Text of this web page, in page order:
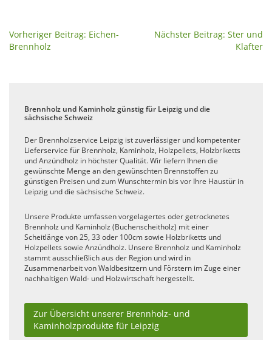
Vorheriger Beitrag: Eichen-
Brennholz
Nächster Beitrag: Ster und
Klafter
Brennholz und Kaminholz günstig für Leipzig und die
sächsische Schweiz
Der Brennholzservice Leipzig ist zuverlässiger und kompetenter
Lieferservice für Brennholz, Kaminholz, Holzpellets, Holzbriketts
und Anzündholz in höchster Qualität. Wir liefern Ihnen die
gewünschte Menge an den gewünschten Brennstoffen zu
günstigen Preisen und zum Wunschtermin bis vor Ihre Haustür in
Leipzig und die sächsische Schweiz.
Unsere Produkte umfassen vorgelagertes oder getrocknetes
Brennholz und Kaminholz (Buchenscheitholz) mit einer
Scheitlänge von 25, 33 oder 100cm sowie Holzbriketts und
Holzpellets sowie Anzündholz. Unsere Brennholz und Kaminholz
stammt ausschließlich aus der Region und wird in
Zusammenarbeit von Waldbesitzern und Förstern im Zuge einer
nachhaltigen Wald- und Holzwirtschaft hergestellt.
Zur Übersicht unserer Brennholz- und
Kaminholzprodukte für Leipzig